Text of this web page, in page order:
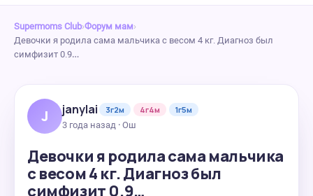
Supermoms Club›Форум мам›
Девочки я родила сама мальчика с весом 4 кг. Диагноз был
симфизит 0.9…
J janylai 3г2м 4г4м
1г5м
3 года назад · Ош
Девочки я родила сама мальчика
с весом 4 кг. Диагноз был
симфизит 0.9…